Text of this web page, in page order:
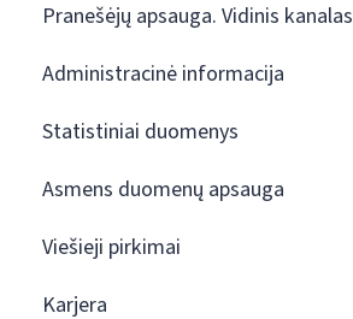
Pranešėjų apsauga. Vidinis kanalas
Administracinė informacija
Statistiniai duomenys
Asmens duomenų apsauga
Viešieji pirkimai
Karjera